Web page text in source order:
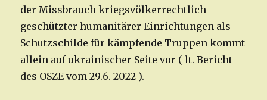
der Missbrauch kriegsvölkerrechtlich
geschützter humanitärer Einrichtungen als
Schutzschilde für kämpfende Truppen kommt
allein auf ukrainischer Seite vor ( lt. Bericht
des OSZE vom 29.6. 2022 ).